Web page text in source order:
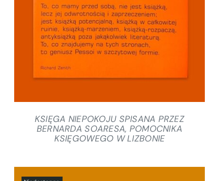
KSIĘGA NIEPOKOJU SPISANA PRZEZ
BERNARDA SOARESA, POMOCNIKA
KSIĘGOWEGO W LIZBONIE